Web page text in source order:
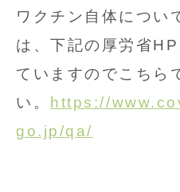
ワクチン自体につい
は、下記の厚労省
ていますのでこちら
い。
https://
go.jp/qa/